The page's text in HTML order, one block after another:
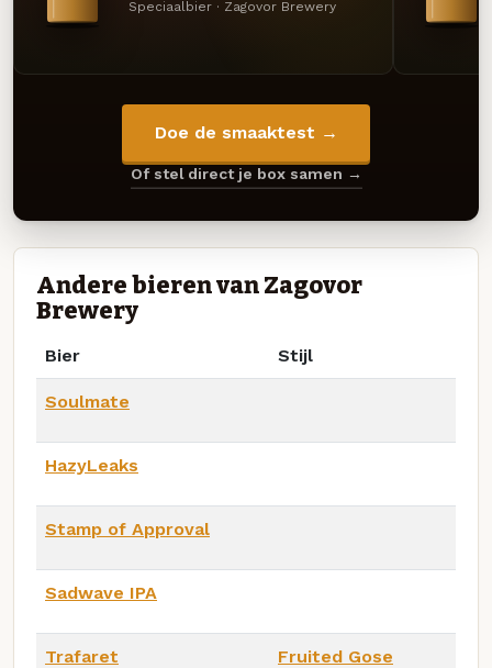
Speciaalbier · Zagovor Brewery
Doe de smaaktest →
Of stel direct je box samen →
Andere bieren van Zagovor
Brewery
Bier Stijl
Soulmate
HazyLeaks
Stamp of Approval
Sadwave IPA
Trafaret Fruited Gose